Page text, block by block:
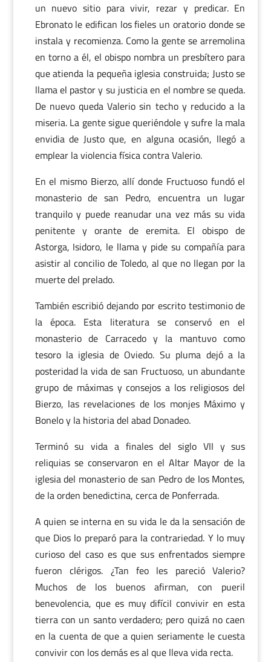
un nuevo sitio para vivir, rezar y predicar. En
Ebronato le edifican los fieles un oratorio donde se
instala y recomienza. Como la gente se arremolina
en torno a él, el obispo nombra un presbítero para
que atienda la pequeña iglesia construida; Justo se
llama el pastor y su justicia en el nombre se queda.
De nuevo queda Valerio sin techo y reducido a la
miseria. La gente sigue queriéndole y sufre la mala
envidia de Justo que, en alguna ocasión, llegó a
emplear la violencia física contra Valerio.
En el mismo Bierzo, allí donde Fructuoso fundó el
monasterio de san Pedro, encuentra un lugar
tranquilo y puede reanudar una vez más su vida
penitente y orante de eremita. El obispo de
Astorga, Isidoro, le llama y pide su compañía para
asistir al concilio de Toledo, al que no llegan por la
muerte del prelado.
También escribió dejando por escrito testimonio de
la época. Esta literatura se conservó en el
monasterio de Carracedo y la mantuvo como
tesoro la iglesia de Oviedo. Su pluma dejó a la
posteridad la vida de san Fructuoso, un abundante
grupo de máximas y consejos a los religiosos del
Bierzo, las revelaciones de los monjes Máximo y
Bonelo y la historia del abad Donadeo.
Terminó su vida a finales del siglo VII y sus
reliquias se conservaron en el Altar Mayor de la
iglesia del monasterio de san Pedro de los Montes,
de la orden benedictina, cerca de Ponferrada.
A quien se interna en su vida le da la sensación de
que Dios lo preparó para la contrariedad. Y lo muy
curioso del caso es que sus enfrentados siempre
fueron clérigos. ¿Tan feo les pareció Valerio?
Muchos de los buenos afirman, con pueril
benevolencia, que es muy difícil convivir en esta
tierra con un santo verdadero; pero quizá no caen
en la cuenta de que a quien seriamente le cuesta
convivir con los demás es al que lleva vida recta.